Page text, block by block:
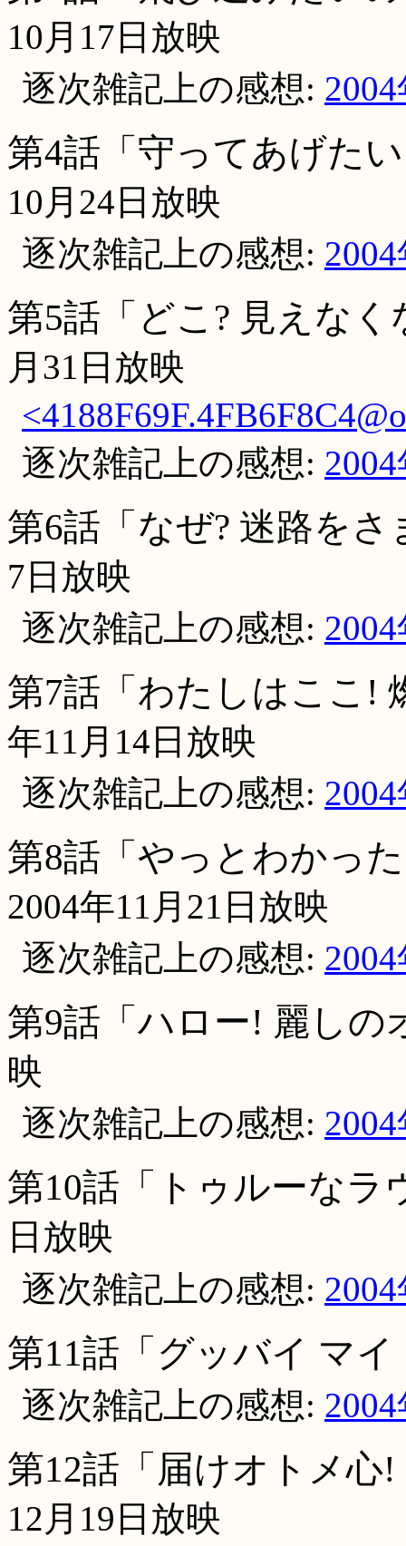
10月17日放映
逐次雑記上の感想:
第4話「守ってあげた
10月24日放映
逐次雑記上の感想:
第5話「どこ? 見えな
月31日放映
逐次雑記上の感想:
第6話「なぜ? 迷路を
7日放映
逐次雑記上の感想:
第7話「わたしはここ!
年11月14日放映
逐次雑記上の感想:
第8話「やっとわかっ
2004年11月21日放映
逐次雑記上の感想:
第9話「ハロー! 麗しの
映
逐次雑記上の感想:
第10話「トゥルーなラ
日放映
逐次雑記上の感想:
第11話「グッバイ マイ
逐次雑記上の感想:
第12話「届けオトメ心
12月19日放映